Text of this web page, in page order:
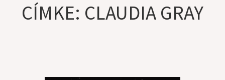
CÍMKE: CLAUDIA GRAY